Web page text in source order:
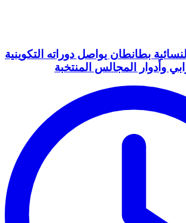
بطانطان يواصل دوراته التكوينية
وأدوار المجالس المنتخبة